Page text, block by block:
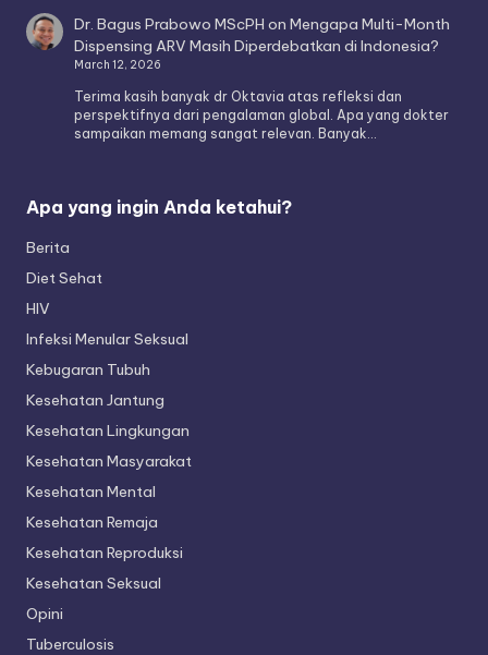
Dr. Bagus Prabowo MScPH onMengapa Multi-Month
Dispensing ARV Masih Diperdebatkan di Indonesia?
March 12, 2026
Terima kasih banyak dr Oktavia atas refleksi dan
perspektifnya dari pengalaman global. Apa yang dokter
sampaikan memang sangat relevan. Banyak…
Apa yang ingin Anda ketahui?
Berita
Diet Sehat
HIV
Infeksi Menular Seksual
Kebugaran Tubuh
Kesehatan Jantung
Kesehatan Lingkungan
Kesehatan Masyarakat
Kesehatan Mental
Kesehatan Remaja
Kesehatan Reproduksi
Kesehatan Seksual
Opini
Tuberculosis